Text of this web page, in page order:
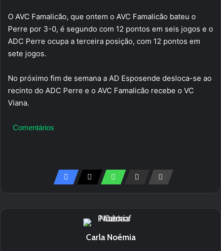
O AVC Famalicão, que ontem o AVC Famalicão bateu o
Perre por 3-0, é segundo com 12 pontos em seis jogos e o
ADC Perre ocupa a terceira posição, com 12 pontos em
sete jogos.
No próximo fim de semana a AD Esposende desloca-se ao
recinto do ADC Perre e o AVC Famalicão recebe o VC
Viana.
Comentários
Carla Noémia